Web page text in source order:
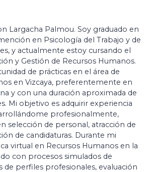
Largacha Palmou. Soy graduado en
en Psicología del Trabajo y de
y actualmente estoy cursando el
y Gestión de Recursos Humanos.
de prácticas en el área de
en Vizcaya, preferentemente en
y con una duración aproximada de
Mi objetivo es adquirir experiencia
profesionalmente,
selección de personal, atracción de
de candidaturas. Durante mi
virtual en Recursos Humanos en la
con procesos simulados de
de perfiles profesionales, evaluación